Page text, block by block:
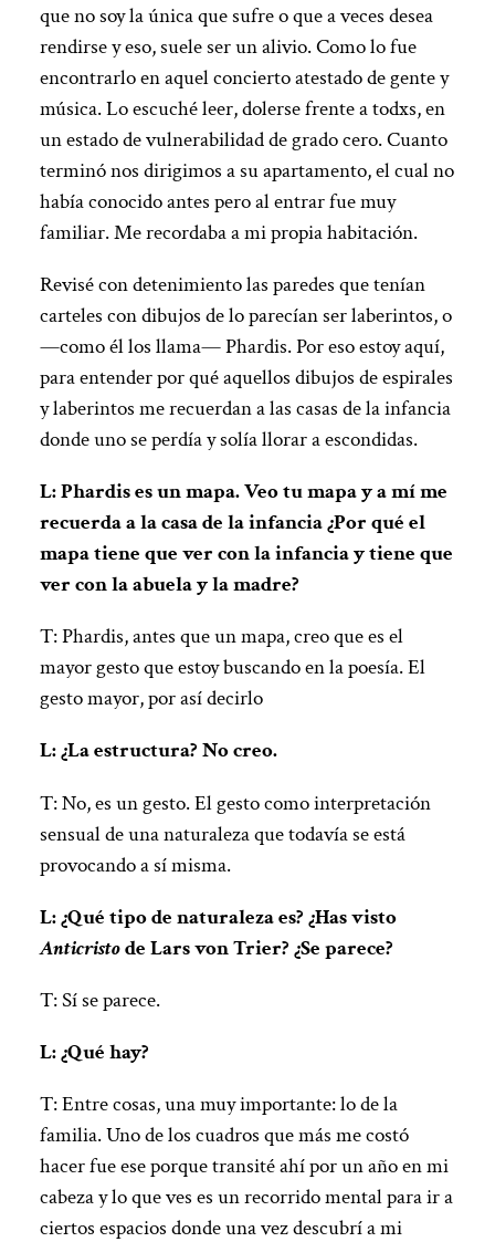
que no soy la única que sufre o que a veces desea
rendirse y eso, suele ser un alivio. Como lo fue
encontrarlo en aquel concierto atestado de gente y
música. Lo escuché leer, dolerse frente a todxs, en
un estado de vulnerabilidad de grado cero. Cuanto
terminó nos dirigimos a su apartamento, el cual no
había conocido antes pero al entrar fue muy
familiar. Me recordaba a mi propia habitación.
Revisé con detenimiento las paredes que tenían
carteles con dibujos de lo parecían ser laberintos, o
—como él los llama— Phardis. Por eso estoy aquí,
para entender por qué aquellos dibujos de espirales
y laberintos me recuerdan a las casas de la infancia
donde uno se perdía y solía llorar a escondidas.
L: Phardis es un mapa. Veo tu mapa y a mí me
recuerda a la casa de la infancia ¿Por qué el
mapa tiene que ver con la infancia y tiene que
ver con la abuela y la madre?
T: Phardis, antes que un mapa, creo que es el
mayor gesto que estoy buscando en la poesía. El
gesto mayor, por así decirlo
L: ¿La estructura? No creo.
T: No, es un gesto. El gesto como interpretación
sensual de una naturaleza que todavía se está
provocando a sí misma.
L: ¿Qué tipo de naturaleza es? ¿Has visto
Anticristode Lars von Trier? ¿Se parece?
T: Sí se parece.
L: ¿Qué hay?
T: Entre cosas, una muy importante: lo de la
familia. Uno de los cuadros que más me costó
hacer fue ese porque transité ahí por un año en mi
cabeza y lo que ves es un recorrido mental para ir a
ciertos espacios donde una vez descubrí a mi